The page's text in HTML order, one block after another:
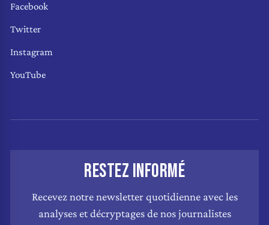
Facebook
Twitter
Instagram
YouTube
RESTEZ INFORMÉ
Recevez notre newsletter quotidienne avec les
analyses et décryptages de nos journalistes